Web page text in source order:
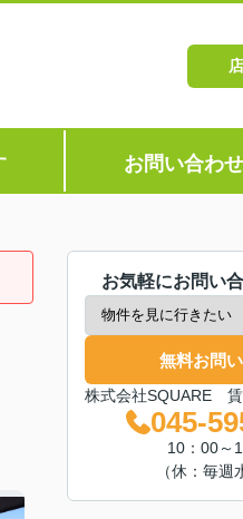
お問い合わせ
お気軽にお問い
無料お問
株式会社SQUARE
045-
10：00～
（休：毎週